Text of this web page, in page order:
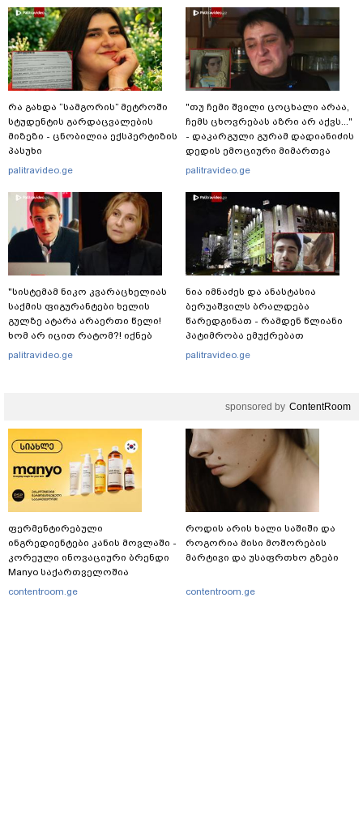
რა გახდა “სამგორის” მეტროში
სტუდენტის გარდაცვალების
მიზეზი - ცნობილია ექსპერტიზის
პასუხი
palitravideo.ge
"სისტემამ ნიკო კვარაცხელიას
საქმის ფიგურანტები ხელის
გულზე ატარა არაერთი წელი!
ხომ არ იცით რატომ?! იქნებ
იმიტომ რომ თავად
palitravideo.ge
"თუ ჩემი შვილი ცოცხალი არაა,
ჩემს ცხოვრებას აზრი არ აქვს..."
- დაკარგული გურამ დადიანიძის
დედის ემოციური მიმართვა
palitravideo.ge
ნია იმნაძეს და ანასტასია
ბერუაშვილს ბრალდება
წარედგინათ - რამდენ წლიანი
პატიმრობა ემუქრებათ
არასრულწლოვნებს?
palitravideo.ge
sponsored by ContentRoom
ფერმენტირებული
ინგრედიენტები კანის მოვლაში -
კორეული ინოვაციური ბრენდი
Manyo საქართველოშია
contentroom.ge
როდის არის ხალი საშიში და
როგორია მისი მოშორების
მარტივი და უსაფრთხო გზები
contentroom.ge